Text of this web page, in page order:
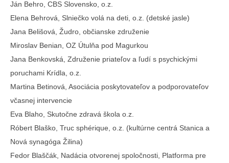
Ján Behro, CBS Slovensko, o.z.
Elena Behrová, Slniečko volá na deti, o.z. (detské jasle)
Jana Belišová, Žudro, občianske združenie
Miroslav Benian, OZ Útulňa pod Magurkou
Jana Benkovská, Združenie priateľov a ľudí s psychickými
poruchami Krídla, o.z.
Martina Betinová, Asociácia poskytovateľov a podporovateľov
včasnej intervencie
Eva Blaho, Skutočne zdravá škola o.z.
Róbert Blaško, Truc sphérique, o.z. (kultúrne centrá Stanica a
Nová synagóga Žilina)
Fedor Blaščák, Nadácia otvorenej spoločnosti, Platforma pre